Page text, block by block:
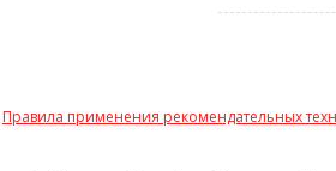
Правила применения рекомендательных